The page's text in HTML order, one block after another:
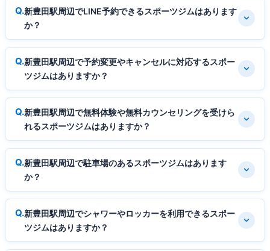
新豊田駅周辺でLINE予約できるスポーツジムはあります
か？
新豊田駅周辺で予約変更やキャンセルに対応するスポー
ツジムはありますか？
新豊田駅周辺で無料体験や無料カウンセリングを受けら
れるスポーツジムはありますか？
新豊田駅周辺で駐車場のあるスポーツジムはあります
か？
新豊田駅周辺でシャワーやロッカーを利用できるスポー
ツジムはありますか？